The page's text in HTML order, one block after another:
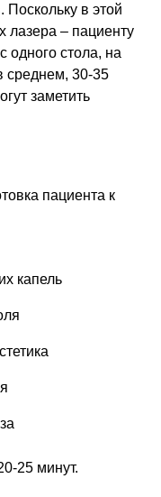
Поскольку в этой
лазера – пациенту
одного стола, на
среднем, 30-35
заметить
пациента к
капель
25 минут.